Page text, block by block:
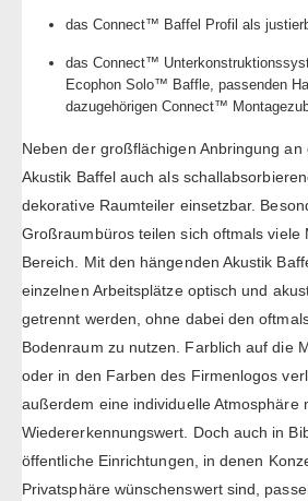
das Connect™ Baffel Profil als
das Connect™
Ecophon Solo™ Baffle, passenden
dazugehörigen Connect™
Neben der großflächigen Anbringung
Akustik Baffel auch als
dekorative Raumteiler einsetzbar.
Großraumbüros teilen sich oftmals viele
Bereich. Mit den hängenden Akustik
einzelnen Arbeitsplätze optisch und
getrennt werden, ohne dabei den
Bodenraum zu nutzen. Farblich auf die
oder in den Farben des Firmenlogos
außerdem eine individuelle Atmosphäre
Wiedererkennungswert. Doch auch in
öffentliche Einrichtungen, in denen
Privatsphäre wünschenswert sind,